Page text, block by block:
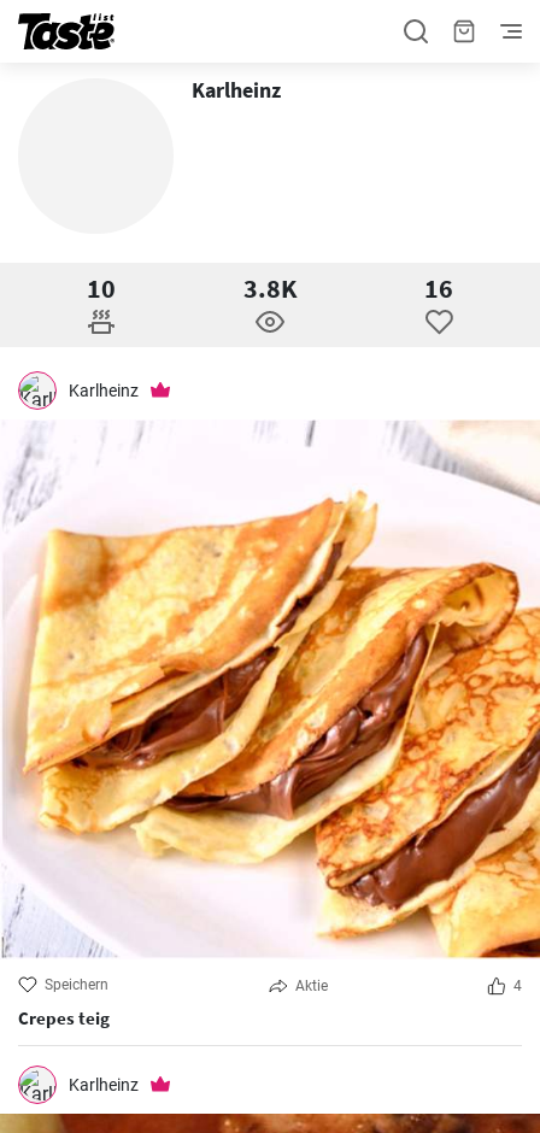
Karlheinz
10 3.8K 16
Karlheinz
Speichern Aktie 4
Crepes teig
Karlheinz